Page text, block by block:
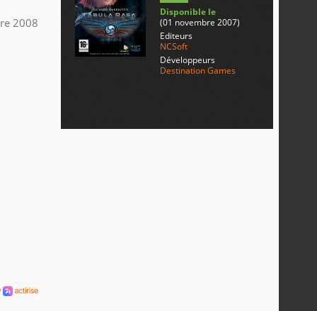
2008
Disponible le
(01 novembre 2007)
Editeurs
NCSoft
Développeurs
Destination Games